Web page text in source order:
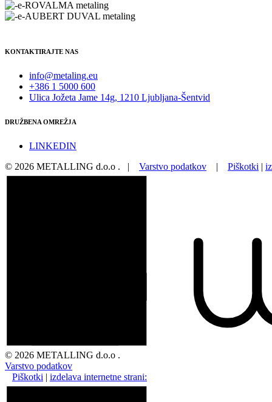
KONTAKTIRAJTE NAS
info@metaling.eu
+386 1 5000 600
Ulica Jožeta Jame 14g, 1210 Ljubljana-Šentvid
DRUŽBENA OMREŽJA
LINKEDIN
© 2026 METALLING d.o.o . | Varstvo podatkov | Piškotki |
© 2026 METALLING d.o.o .
Varstvo podatkov
Piškotki | izdelava internetne strani: